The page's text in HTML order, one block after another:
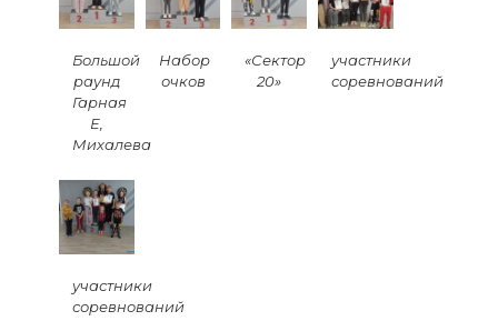
Большой
раунд
Гарная
Е,
Михалева
Набор
очков
«Сектор
20»
участники
соревнований
участники
соревнований